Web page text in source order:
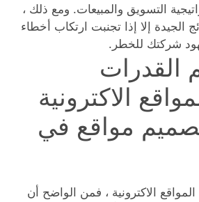
التسويق والمبيعات. ومع ذلك ،
الجيدة إلا إذا تجنبت ارتكاب أخطاء
شركتك للخطر.
القدرات
الاكترونية
مواقع في
الاكترونية ، فمن الواضح أن